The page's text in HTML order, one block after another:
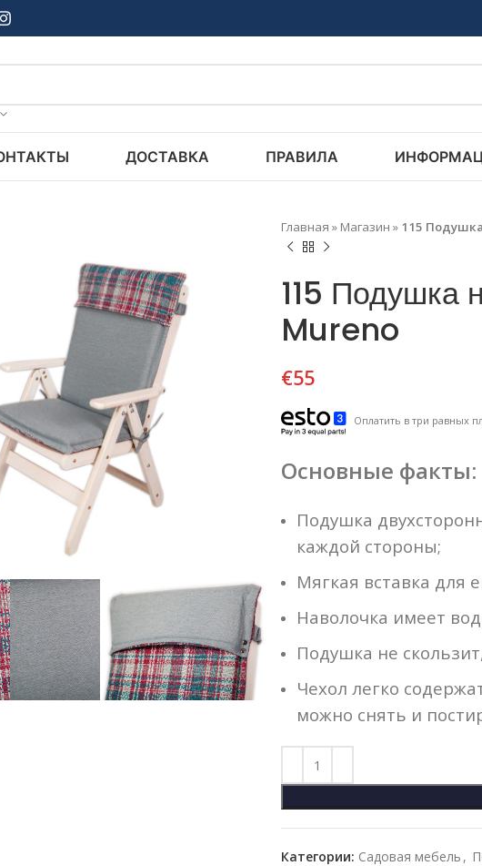
ДОСТАВКА ПРАВИЛА
Главная » Магазин » 115
115 Подушка
Mureno
€55
Оплатить в три равных
Основные факты:
Подушка
каждой стороны;
Мягкая вставка для
Наволочка имеет
Подушка не
Чехол легко
можно снять и
Категории: Садовая мебель ,